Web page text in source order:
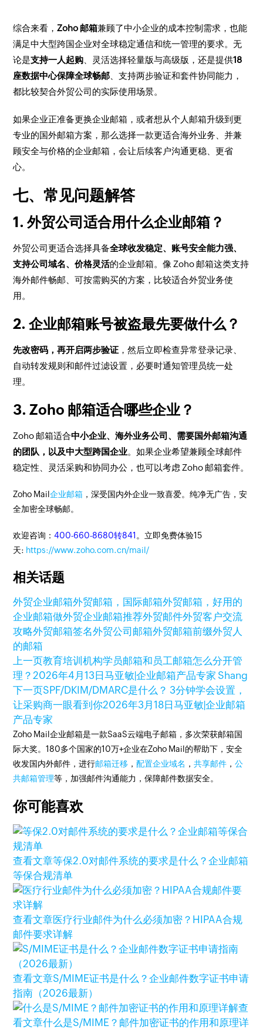
综合来看，Zoho 邮箱兼顾了中小企业的成本控制需求，也能
满足中大型跨国企业对全球稳定通信和统一管理的要求。无
论是支持一人起购 、灵活选择轻量版与高级版，还是提供18
座数据中心保障全球畅邮 、支持两步验证和套件协同能力，
都比较契合外贸公司的实际使用场景。
如果企业正准备更换企业邮箱，或者想从个人邮箱升级到更
专业的国外邮箱方案，那么选择一款更适合海外业务、并兼
顾安全与价格的企业邮箱，会让后续客户沟通更稳、更省
心。
七、常见问题解答
1. 外贸公司适合用什么企业邮箱？
外贸公司更适合选择具备全球收发稳定、账号安全能力强、
支持公司域名、价格灵活的企业邮箱。像 Zoho 邮箱这类支持
海外邮件畅邮、可按需购买的方案，比较适合外贸业务使
用。
2. 企业邮箱账号被盗最先要做什么？
先改密码，再开启两步验证 ，然后立即检查异常登录记录、
自动转发规则和邮件过滤设置，必要时通知管理员统一处
理。
3. Zoho 邮箱适合哪些企业？
Zoho 邮箱适合中小企业、海外业务公司、需要国外邮箱沟通
的团队，以及中大型跨国企业。如果企业希望兼顾全球邮件
稳定性、灵活采购和协同办公，也可以考虑 Zoho 邮箱套件。
Zoho Mail企业邮箱 ，深受国内外企业一致喜爱。纯净无广告，安
全加密全球畅邮。
欢迎咨询：400-660-8680转841 。立即免费体验15
天: https://www.zoho.com.cn/mail/
相关话题
外贸企业邮箱外贸邮箱，国际邮箱外贸邮箱，好用的
企业邮箱做外贸企业邮箱推荐外贸邮件外贸客户交流
攻略外贸邮箱签名外贸公司邮箱外贸邮箱前缀外贸人
的邮箱
上一页教育培训机构学员邮箱和员工邮箱怎么分开管
理？2026年4月13日马亚敏|企业邮箱产品专家 Shang
下一页SPF/DKIM/DMARC是什么？ 3分钟学会设置，
让采购商一眼看到你2026年3月18日马亚敏|企业邮箱
产品专家
Zoho Mail企业邮箱是一款SaaS云端电子邮箱，多次荣获邮箱国
际大奖。180多个国家的10万+企业在Zoho Mail的帮助下，安全
收发国内外邮件，进行邮箱迁移 ，配置企业域名 ，共享邮件 ，公
共邮箱管理等，加强邮件沟通能力，保障邮件数据安全。
你可能喜欢
查看文章等保2.0对邮件系统的要求是什么？企业邮箱
等保合规清单
查看文章医疗行业邮件为什么必须加密？HIPAA合规
邮件要求详解
查看文章S/MIME证书是什么？企业邮件数字证书申请
指南（2026最新）
查
看文章什么是S/MIME？邮件加密证书的作用和原理详